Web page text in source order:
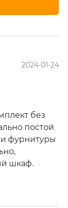
2024-01-24
без
постой
фурнитуры
шкаф.